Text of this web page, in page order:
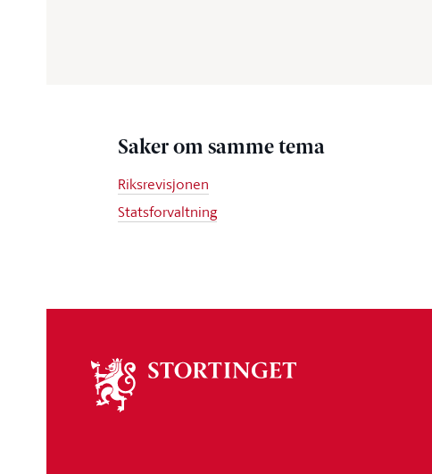
Saker om samme tema
Riksrevisjonen
Statsforvaltning
stortinget